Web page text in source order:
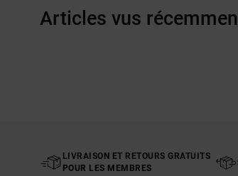
Articles vus
LIVRAISON ET RETOURS GRATUITS
POUR LES MEMBRES